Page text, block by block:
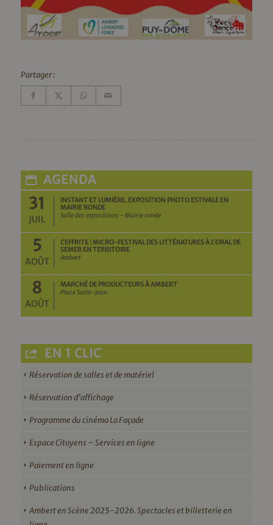
Partager :
AGENDA
31
JUIL
INSTANT ET LUMIÈRE. EXPOSITION PHOTO ESTIVALE EN
MAIRIE RONDE
Salle des expositions - Mairie ronde
5
AOÛT
L’EFFRITE : MICRO-FESTIVAL DES LITTÉRATURES À L’ORAL DE
SEMER EN TERRITOIRE
Ambert
8
AOÛT
MARCHÉ DE PRODUCTEURS À AMBERT
Place Saint-Jean
EN 1 CLIC
Réservation de salles et de matériel
Réservation d’affichage
Programme du cinéma La Façade
Espace Citoyens – Services en ligne
Paiement en ligne
Publications
Ambert en Scène 2025-2026. Spectacles et billetterie en